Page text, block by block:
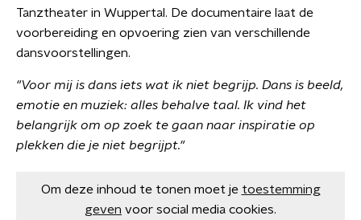
Tanztheater in Wuppertal. De documentaire laat de
voorbereiding en opvoering zien van verschillende
dansvoorstellingen.
"Voor mij is dans iets wat ik niet begrijp. Dans is beeld,
emotie en muziek: alles behalve taal. Ik vind het
belangrijk om op zoek te gaan naar inspiratie op
plekken die je niet begrijpt."
Om deze inhoud te tonen moet je toestemming
geven voor social media cookies.